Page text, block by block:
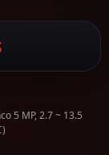
5 MP, 2.7 ~ 13.5